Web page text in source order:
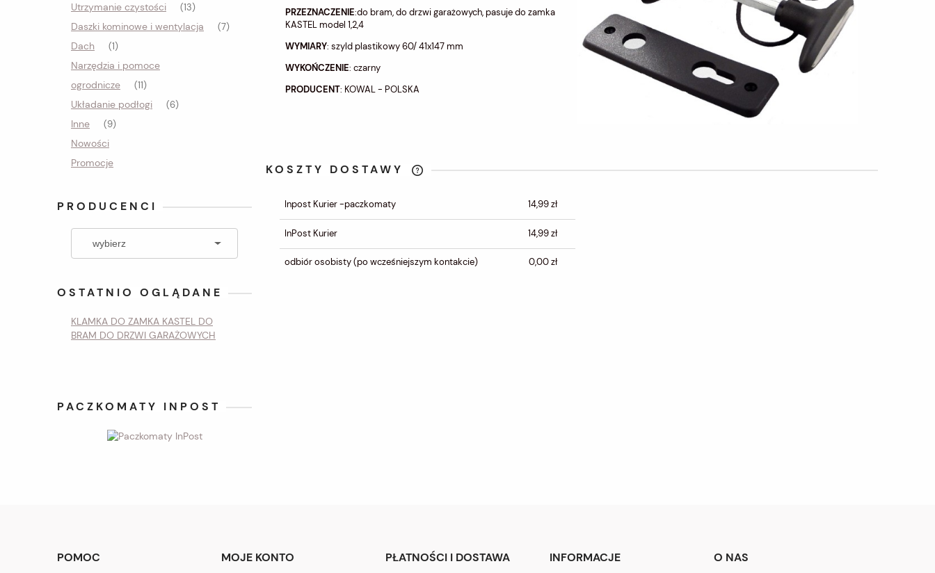
Utrzymanie czystości (13)
Daszki kominowe i wentylacja (7)
Dach (1)
Narzędzia i pomoce
ogrodnicze
(11)
Układanie podłogi (6)
Inne (9)
Nowości
Promocje
PRODUCENCI
OSTATNIO OGLĄDANE
KLAMKA DO ZAMKA KASTEL DO
BRAM DO DRZWI GARAŻOWYCH
PACZKOMATY INPOST
PRZEZNACZENIE:do bram, do drzwi garażowych, pasuje do zamka
KASTEL model 1,2,4
WYMIARY: szyld plastikowy 60/ 41x147 mm
WYKOŃCZENIE: czarny
PRODUCENT: KOWAL - POLSKA
KOSZTY DOSTAWY
CENA NIE ZAWIERA
Inpost Kurier -paczkomaty 14,99 zł
InPost Kurier 14,99 zł
odbiór osobisty(po wcześniejszym kontakcie) 0,00 zł
POMOC MOJE KONTO PŁATNOŚCI I DOSTAWA INFORMACJE O NAS